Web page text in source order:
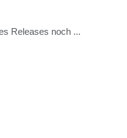
Releases noch ...